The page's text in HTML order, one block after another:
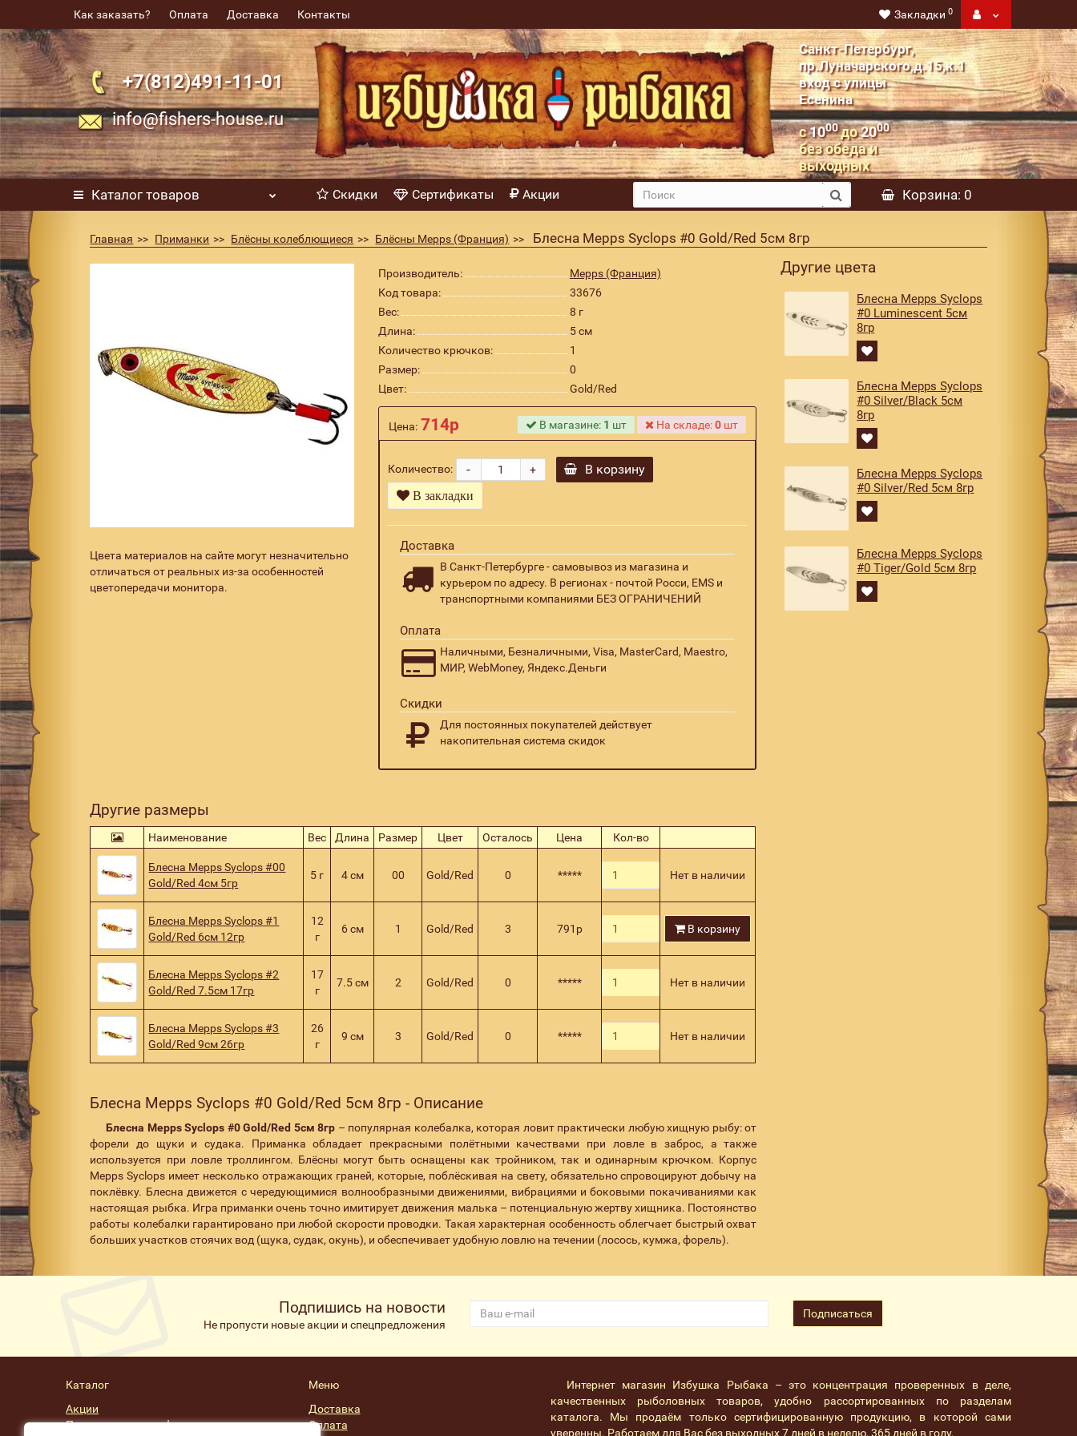
Как заказать? Оплата Доставка Контакты Закладки 0
+7(812)491-11-01
info@fishers-house.ru
Санкт-Петербург,
пр.Луначарского,д.15,к.1
вход с улицы
Есенина
с1000до2000
без обеда и
выходных
Каталог товаров Скидки Сертификаты Акции Корзина: 0
Главная Приманки Блёсны колеблющиеся Блёсны Mepps (Франция) Блесна Mepps Syclops #0 Gold/Red 5см 8гр
Цвета материалов на сайте могут незначительно
отличаться от реальных из-за особенностей
цветопередачи монитора.
Производитель:
Mepps (Франция)
Код товара:
33676
Вес:
8 г
Длина:
5 см
Количество крючков:
1
Размер:
0
Цвет:
Gold/Red
Цена: 714р В магазине: 1 шт На складе:0 шт
Количество: +
- В корзину
В закладки
Доставка
В Санкт-Петербурге - самовывоз из магазина и
курьером по адресу. В регионах - почтой Росси, EMS и
транспортными компаниями БЕЗ ОГРАНИЧЕНИЙ
Оплата
Наличными, Безналичными, Visa, MasterCard, Maestro,
МИР, WebMoney, Яндекс.Деньги
Скидки
Для постоянных покупателей действует
накопительная система скидок
Другие размеры
Наименование Вес Длина Размер Цвет Осталось Цена Кол-во
Блесна Mepps Syclops #00
Gold/Red 4см 5гр
5 г 4 см 00 Gold/Red 0 ***** Нет в наличии
Блесна Mepps Syclops #1
Gold/Red 6см 12гр
12
г
6 см 1 Gold/Red 3 791 р В корзину
Блесна Mepps Syclops #2
Gold/Red 7.5см 17гр
17
г
7.5 см 2 Gold/Red 0 ***** Нет в наличии
Блесна Mepps Syclops #3
Gold/Red 9см 26гр
26
г
9 см 3 Gold/Red 0 ***** Нет в наличии
Блесна Mepps Syclops #0 Gold/Red 5см 8гр - Описание
Блесна Mepps Syclops #0 Gold/Red 5см 8гр – популярная колебалка, которая ловит практически любую хищную рыбу: от
форели до щуки и судака. Приманка обладает прекрасными полётными качествами при ловле в заброс, а также
используется при ловле троллингом. Блёсны могут быть оснащены как тройником, так и одинарным крючком. Корпус
Mepps Syclops имеет несколько отражающих граней, которые, поблёскивая на свету, обязательно спровоцируют добычу на
поклёвку. Блесна движется с чередующимися волнообразными движениями, вибрациями и боковыми покачиваниями как
настоящая рыбка. Игра приманки очень точно имитирует движения малька – потенциальную жертву хищника. Постоянство
работы колебалки гарантировано при любой скорости проводки. Такая характерная особенность облегчает быстрый охват
больших участков стоячих вод (щука, судак, окунь), и обеспечивает удобную ловлю на течении (лосось, кумжа, форель).
Другие цвета
Блесна Mepps Syclops
#0 Luminescent 5см
8гр
Блесна Mepps Syclops
#0 Silver/Black 5см
8гр
Блесна Mepps Syclops
#0 Silver/Red 5см 8гр
Блесна Mepps Syclops
#0 Tiger/Gold 5см 8гр
Подпишись на новости
Не пропусти новые акции и спецпредложения
Подписаться
Каталог
Акции
Подарочные сертификаты
Меню
Доставка
Оплата
Интернет магазин Избушка Рыбака – это концентрация проверенных в деле,
качественных рыболовных товаров, удобно рассортированных по разделам
каталога. Мы продаём только сертифицированную продукцию, в которой сами
уверенны. Работаем для Вас без выходных 7 дней в неделю, 365 дней в году.